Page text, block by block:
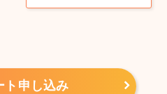
ト申し込み